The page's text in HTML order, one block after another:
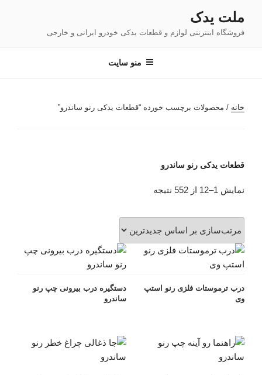
محتوا
ملت یدک
فروشگاه اینترنتی لوازم و قطعات یدکی خودرو ایرانی و خارجی
منو سایت
خانه / محصولات برچسب خورده “قطعات یدکی رنو ساندرو”
قطعات یدکی رنو ساندرو
نمایش 1–12 از 552 نتیجه
اساس
جدیدترین
درب ترموستات فلزی رنو استپ
وی
دستگیره درب بیرونی چپ رنو
ساندرو